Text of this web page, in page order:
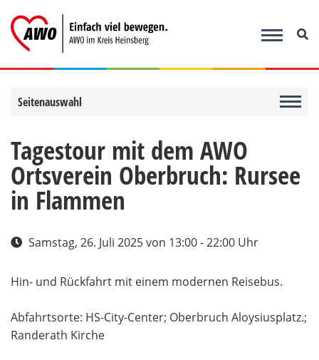
Inhalt
springen
Seitenauswahl
Tagestour mit dem AWO
Ortsverein Oberbruch: Rursee
in Flammen
Samstag, 26. Juli 2025von 13:00 - 22:00 Uhr
Hin- und Rückfahrt mit einem modernen Reisebus.
Abfahrtsorte: HS-City-Center; Oberbruch Aloysiusplatz.;
Randerath Kirche